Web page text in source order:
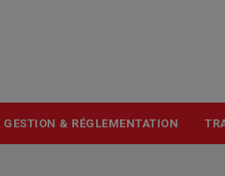
GESTION & RÉGLEMENTATION